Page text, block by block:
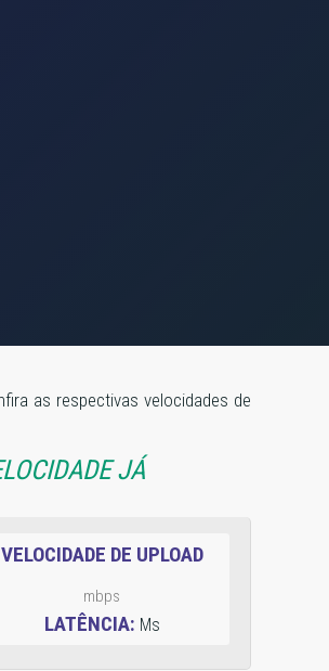
as respectivas velocidades de
JÁ
VELOCIDADE DE UPLOAD
mbps
LATÊNCIA: Ms